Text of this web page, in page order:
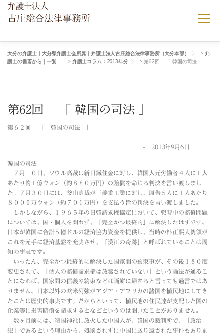
ツ
メニュー
当法律事務所について ご相談ご依頼の流れ
大分の弁護士｜大分県弁護士会所属｜弁護士法人古庄総合法律事務所（大分本部） > 弁
護士の書斎から｜一覧
> 弁護士コラム：2013年分 > 第62回 「 韓国の司法
」
第62回 「 韓国の司法 」
第６２回 「 韓国の司法 」
- 2013年9月6日
韓国の司法
７月１０日、ソウル高裁は新日鐵住金に対し、韓国人元労働者４人に１人
あたり約１億ウォン（約８８０万円）の賠償を命じる判決を言い渡しまし
た。７月３０日には、釜山高裁が三菱重工業に対し、原告５人に１人あたり
８０００万ウォン（約７００万円）を支払う旨の判決を言い渡しました。
しかしながら、１９６５年の日韓請求権協定において、戦時中の賠償問題
については、国・個人を問わず、「完全かつ最終的」に解決したはずです。
日本が韓国に合計５億ドルの経済協力資金を提供し、当時の朴正煕大統領が
これを元手に経済基盤を充実させ、「漢江の奇跡」と呼ばれていることは周
知の事実です。
いったん、完全かつ最終的に解決した国家間の約束事が、その後１８０度
変更されて、「個人の賠償請求権は放棄されていない」という論法が通るこ
とになれば、国家間の信義や約束などは画餅に帰すると言っても過言ではあ
りません。日本以外の欧米列強がアジア・アフリカの諸国を植民地にしてき
たことは歴史的事実です。だからといって、植民地の住民達が支配した国の
企業等に損害賠償を請求するとなどというのは聞いたことがありません。
数ヶ月前には、靖国神社に放火した中国人が、韓国の裁判所で、「政治
犯」であるという理由から、処罰されずに中国に送り還された事件もありま